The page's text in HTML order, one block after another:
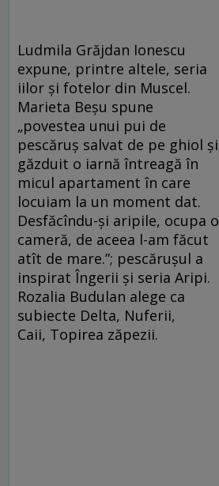
Ludmila Grăjdan Ionescu
expune, printre altele, seria
iilor și fotelor din Muscel.
Marieta Beșu spune
„povestea unui pui de
pescăruș salvat de pe ghiol și
găzduit o iarnă întreagă în
micul apartament în care
locuiam la un moment dat.
Desfăcîndu-și aripile, ocupa o
cameră, de aceea l-am făcut
atît de mare.”; pescărușul a
inspirat Îngerii și seria Aripi.
Rozalia Budulan alege ca
subiecte Delta, Nuferii,
Caii, Topirea zăpezii.